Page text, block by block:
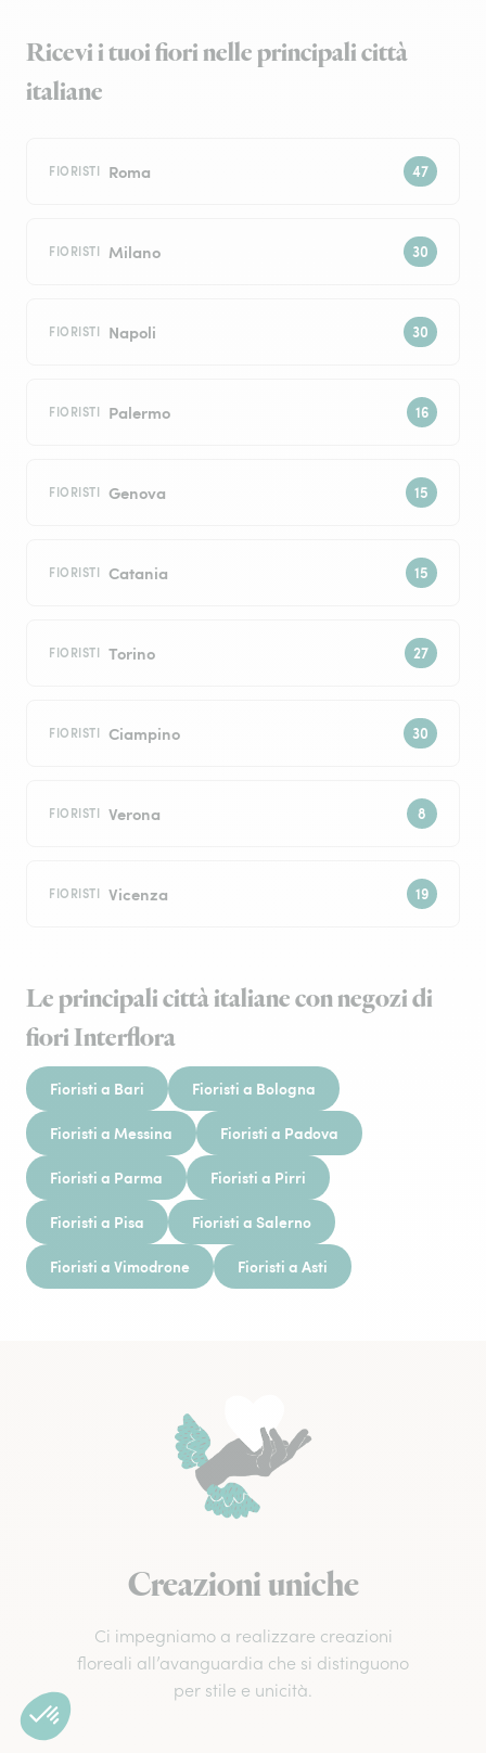
Ricevi i tuoi fiori nelle principali città
italiane
FIORISTI Roma
FIORISTI Milano
FIORISTI Napoli
FIORISTI Palermo
FIORISTI Genova
FIORISTI Catania
FIORISTI Torino
FIORISTI Ciampino
FIORISTI Verona
FIORISTI Vicenza
Le principali città italiane con negozi di
fiori Interflora
Fioristi a Bari Fioristi a Bologna
Fioristi a Messina Fioristi a Padova
Fioristi a Parma Fioristi a Pirri
Fioristi a Pisa Fioristi a Salerno
Fioristi a Vimodrone Fioristi a Asti
Creazioni uniche
Ci impegniamo a realizzare creazioni
floreali all’avanguardia che si distinguono
per stile e unicità.